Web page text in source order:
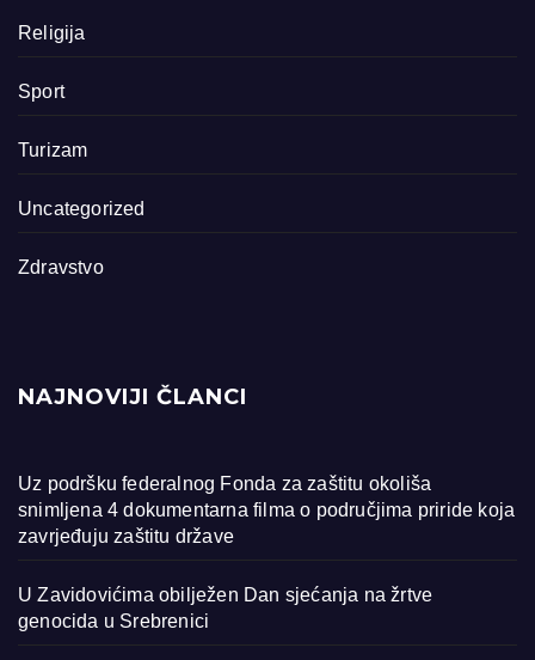
Religija
Sport
Turizam
Uncategorized
Zdravstvo
NAJNOVIJI ČLANCI
Uz podršku federalnog Fonda za zaštitu okoliša
snimljena 4 dokumentarna filma o područjima priride koja
zavrjeđuju zaštitu države
U Zavidovićima obilježen Dan sjećanja na žrtve
genocida u Srebrenici